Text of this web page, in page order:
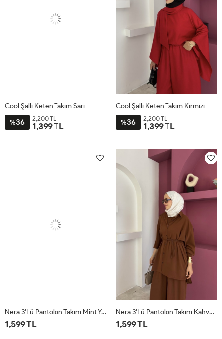
Cool Şallı Keten Takım Sarı
%36 2,200 TL
1,399 TL
Cool Şallı Keten Takım Kırmızı
%36 2,200 TL
1,399 TL
Nera 3’lü Pantolon Takım Mint Yeşili
1,599 TL
Nera 3’lü Pantolon Takım Kahverengi
1,599 TL